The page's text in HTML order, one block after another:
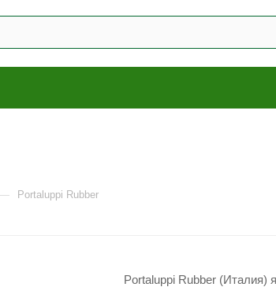
Portaluppi Rubber
Portaluppi Rubber (Италия)